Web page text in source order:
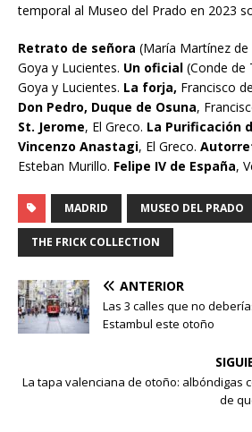
temporal al Museo del Prado en 2023
Retrato de señora (María Martínez de
Goya y Lucientes. Un oficial (Conde de
Goya y Lucientes. La forja, Francisco
Don Pedro, Duque de Osuna,
St. Jerome, El Greco. La Purificación
Vincenzo Anastagi, El Greco.
Esteban Murillo. Felipe IV de España,
MADRID MUSEO DEL PRADO
THE FRICK COLLECTION
ANTERIOR
Las 3 calles que no
Estambul este otoño
La tapa valenciana de otoño: albóndigas
de